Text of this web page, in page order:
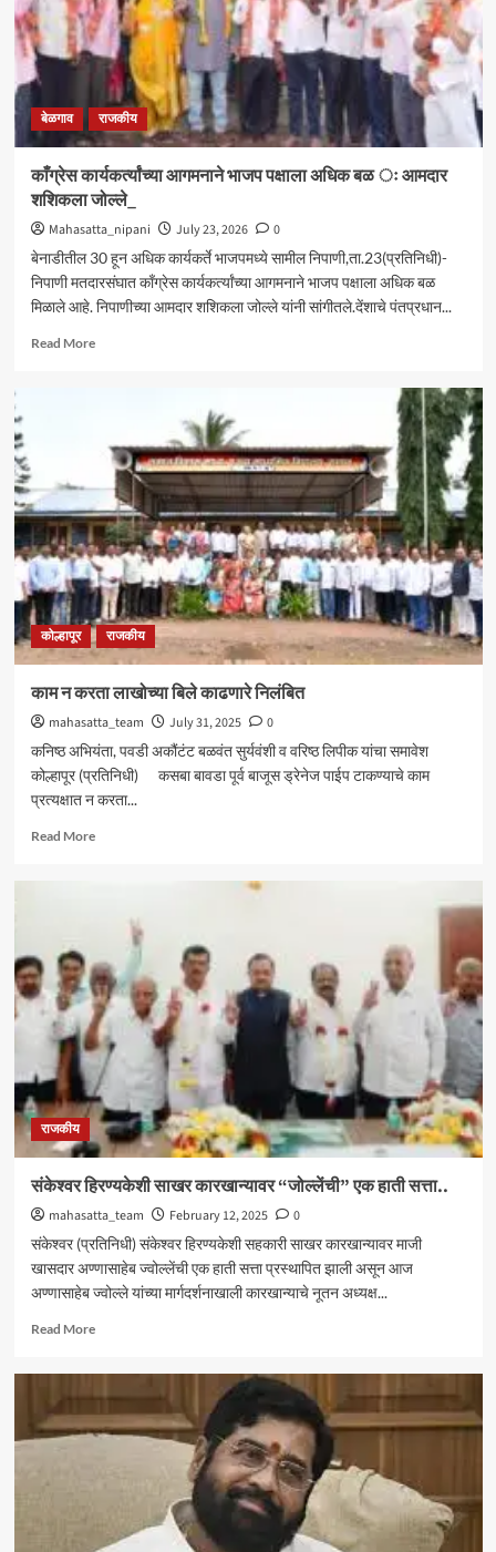
बेळगाव राजकीय
काँग्रेस कार्यकर्त्यांच्या आगमनाने भाजप पक्षाला अधिक बळ ः आमदार
शशिकला जोल्ले_
Mahasatta_nipani July 23, 2026
0
बेनाडीतील 30 हून अधिक कार्यकर्ते भाजपमध्ये सामील निपाणी,ता.23(प्रतिनिधी)-
निपाणी मतदारसंघात काँग्रेस कार्यकर्त्यांच्या आगमनाने भाजप पक्षाला अधिक बळ
मिळाले आहे. निपाणीच्या आमदार शशिकला जोल्ले यांनी सांगीतले.देंशाचे पंतप्रधान...
Read MoreRead
आगमनाने
भाजप
पक्षाला
अधिक
बळ
ः
आमदार
शशिकला
जोल्ले_
कोल्हापूर राजकीय
काम न करता लाखोच्या बिले काढणारे निलंबित
mahasatta_team July 31, 2025
0
कनिष्ठ अभियंता, पवडी अकौंटंट बळवंत सुर्यवंशी व वरिष्ठ लिपीक यांचा समावेश
कोल्हापूर (प्रतिनिधी) कसबा बावडा पूर्व बाजूस ड्रेनेज पाईप टाकण्याचे काम
प्रत्यक्षात न करता...
Read MoreRead
लाखोच्या
बिले
काढणारे
निलंबित
राजकीय
संकेश्वर हिरण्यकेशी साखर कारखान्यावर “जोल्लेंची” एक हाती सत्ता..
mahasatta_team February 12, 2025
0
संकेश्वर (प्रतिनिधी) संकेश्वर हिरण्यकेशी सहकारी साखर कारखान्यावर माजी
खासदार अण्णासाहेब ज्वोल्लेंची एक हाती सत्ता प्रस्थापित झाली असून आज
अण्णासाहेब ज्वोल्ले यांच्या मार्गदर्शनाखाली कारखान्याचे नूतन अध्यक्ष...
Read MoreRead
साखर
सत्ता..